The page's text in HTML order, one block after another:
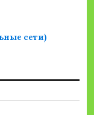
сети)